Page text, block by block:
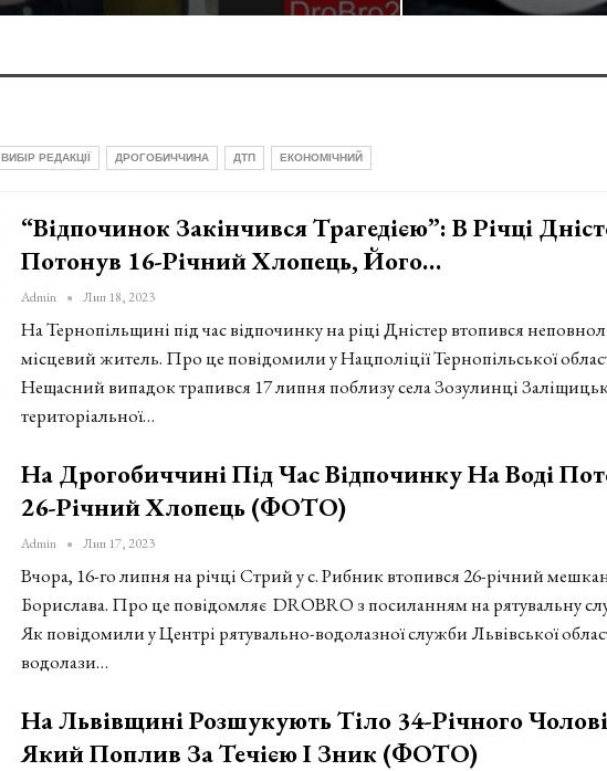
ВИБІР РЕДАКЦІЇ ДРОГОБИЧЧИНА ДТП ЕКОНОМІЧНИЙ
“Відпочинок Закінчився Трагедією”: В Річці
Потонув 16-Річний Хлопець, Його…
Admin Лип 18, 2023
На Тернопільщині під час відпочинку на ріці Дністер втопився
місцевий житель. Про це повідомили у Нацполіції Тернопільської
Нещасний випадок трапився 17 липня поблизу села Зозулинці
територіальної…
На Дрогобиччині Під Час Відпочинку На Воді
26-Річний Хлопець (ФОТО)
Admin Лип 17, 2023
Вчора, 16-го липня на річці Стрий у с. Рибник втопився 26-річний
Борислава. Про це повідомляє DROBRO з посиланням на рятувальну
Як повідомили у Центрі рятувально-водолазної служби Львівської
водолази…
На Львівщині Розшукують Тіло 34-Річного
Який Поплив За Течією І Зник (ФОТО)